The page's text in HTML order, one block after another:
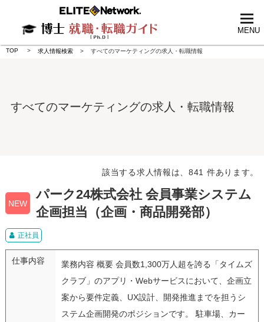
MENU
TOP 求人情報検索 すべてのマーケティングの求人・転職情報
すべてのマーケティングの求人・転職情報
該当する求人情報は、841 件あります。
NEW
パーク24株式会社 会員事業システム
企画担当（企画・商品開発部）
正社員
仕事内容
業務内容 概要 会員数1,300万人超を誇る「タイムズ
クラブ」のアプリ・Webサービスにおいて、企画立
案から要件定義、UX設計、開発推進までを担うシ
ステム企画開発のポジションです。 駐車場、カー